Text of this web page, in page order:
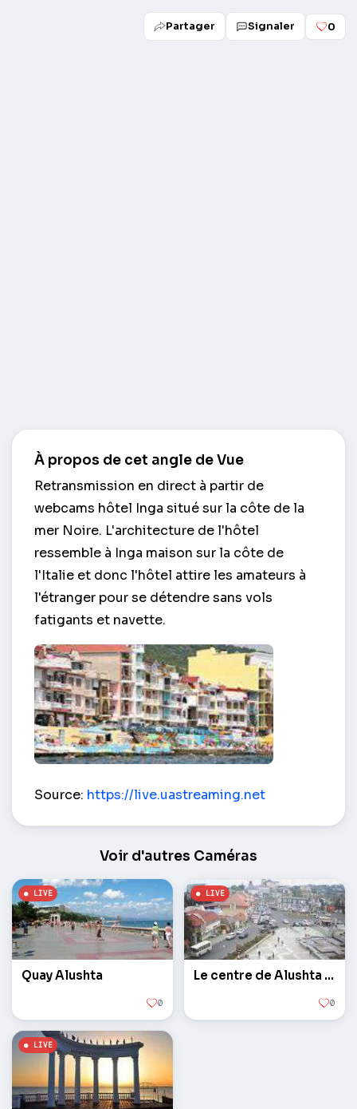
Partager Signaler 0
À propos de cet angle de Vue
Retransmission en direct à partir de
webcams hôtel Inga situé sur la côte de la
mer Noire. L'architecture de l'hôtel
ressemble à Inga maison sur la côte de
l'Italie et donc l'hôtel attire les amateurs à
l'étranger pour se détendre sans vols
fatigants et navette.
Source: https://live.uastreaming.net
Voir d'autres Caméras
Quay Alushta
0
Le centre de Alushta ville
0